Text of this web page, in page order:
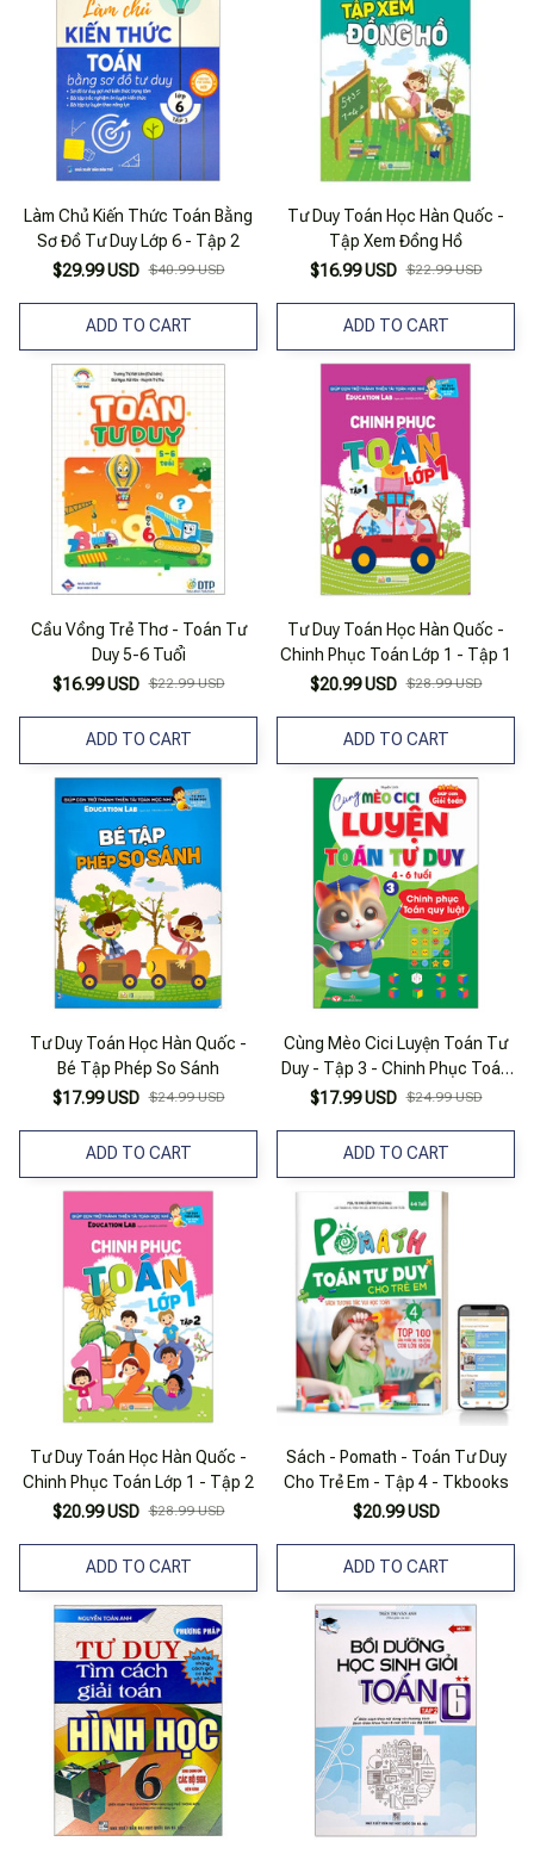
Làm Chủ Kiến Thức Toán Bằng
Sơ Đồ Tư Duy Lớp 6 - Tập 2
$29.99 USD $40.99 USD
ADD TO CART
Tư Duy Toán Học Hàn Quốc -
Tập Xem Đồng Hồ
$16.99 USD $22.99 USD
ADD TO CART
Cầu Vồng Trẻ Thơ - Toán Tư
Duy 5-6 Tuổi
$16.99 USD $22.99 USD
ADD TO CART
Tư Duy Toán Học Hàn Quốc -
Chinh Phục Toán Lớp 1 - Tập 1
$20.99 USD $28.99 USD
ADD TO CART
Tư Duy Toán Học Hàn Quốc -
Bé Tập Phép So Sánh
$17.99 USD $24.99 USD
ADD TO CART
Cùng Mèo Cici Luyện Toán Tư
Duy - Tập 3 - Chinh Phục Toán
Quy Luật
$17.99 USD $24.99 USD
ADD TO CART
Tư Duy Toán Học Hàn Quốc -
Chinh Phục Toán Lớp 1 - Tập 2
$20.99 USD $28.99 USD
ADD TO CART
Sách - Pomath - Toán Tư Duy
Cho Trẻ Em - Tập 4 - Tkbooks
$20.99 USD
ADD TO CART